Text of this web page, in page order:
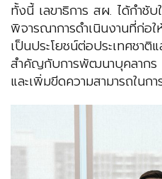
ทั้งนี้ เลขาธิการ สผ. ได้กำชั
พิจารณาการดำเนินงานที่ก่อ
เป็นประโยชน์ต่อประเทศชาติ
สำคัญกับการพัฒนาบุคลากร
และเพิ่มขีดความสามารถในก